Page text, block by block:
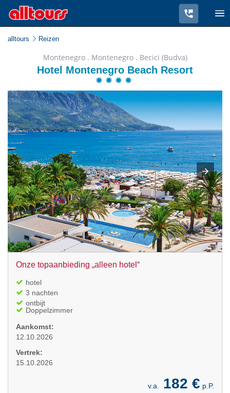
alltours Reizen
Montenegro . Montenegro . Becici (Budva)
Hotel Montenegro Beach Resort
Onze topaanbieding „alleen hotel“
hotel
3 nachten
ontbijt
Doppelzimmer
Aankomst:
12.10.2026
Vertrek:
15.10.2026
v.a. 182 € p.P.